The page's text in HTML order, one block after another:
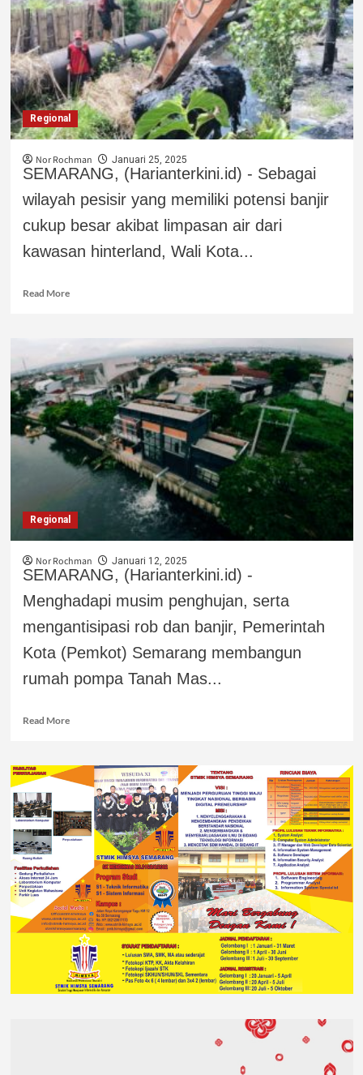
Regional
Nor Rochman Januari 25, 2025
SEMARANG, (Harianterkini.id) - Sebagai
wilayah pesisir yang memiliki potensi banjir
cukup besar akibat limpasan air dari
kawasan hinterland, Wali Kota...
Read More
Regional
Nor Rochman Januari 12, 2025
SEMARANG, (Harianterkini.id) -
Menghadapi musim penghujan, serta
mengantisipasi rob dan banjir, Pemerintah
Kota (Pemkot) Semarang membangun
rumah pompa Tanah Mas...
Read More